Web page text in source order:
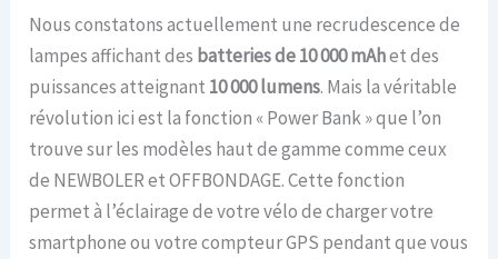
Nous constatons actuellement une recrudescence de
lampes affichant des batteries de 10 000 mAhet des
puissances atteignant 10 000 lumens. Mais la véritable
révolution ici est la fonction « Power Bank » que l’on
trouve sur les modèles haut de gamme comme ceux
de NEWBOLER et OFFBONDAGE. Cette fonction
permet à l’éclairage de votre vélo de charger votre
smartphone ou votre compteur GPS pendant que vous